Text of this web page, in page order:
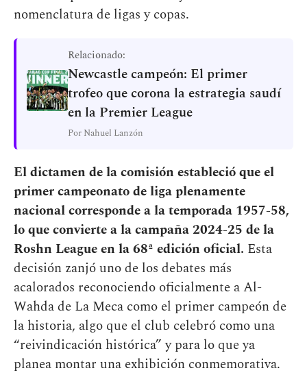
nomenclatura de ligas y copas.
Relacionado:
Newcastle campeón: El primer
trofeo que corona la estrategia saudí
en la Premier League
Por Nahuel Lanzón
El dictamen de la comisión estableció que el
primer campeonato de liga plenamente
nacional corresponde a la temporada 1957-58,
lo que convierte a la campaña 2024-25 de la
Roshn League en la 68ª edición oficial. Esta
decisión zanjó uno de los debates más
acalorados reconociendo oficialmente a Al-
Wahda de La Meca como el primer campeón de
la historia, algo que el club celebró como una
“reivindicación histórica” y para lo que ya
planea montar una exhibición conmemorativa.